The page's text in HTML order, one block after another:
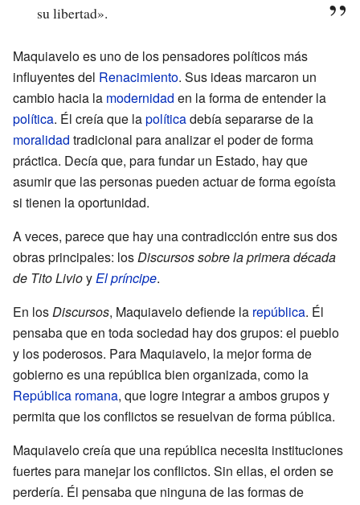
su libertad».
Maquiavelo es uno de los pensadores políticos más
influyentes del Renacimiento. Sus ideas marcaron un
cambio hacia la modernidad en la forma de entender la
política. Él creía que lapolíticadebía separarse de la
moralidad tradicional para analizar el poder de forma
práctica. Decía que, para fundar un Estado, hay que
asumir que las personas pueden actuar de forma egoísta
si tienen la oportunidad.
A veces, parece que hay una contradicción entre sus dos
obras principales: los Discursos sobre la primera década
de Tito Livioy El príncipe.
En los Discursos, Maquiavelo defiende la república. Él
pensaba que en toda sociedad hay dos grupos: el pueblo
y los poderosos. Para Maquiavelo, la mejor forma de
gobierno es una república bien organizada, como la
República romana, que logre integrar a ambos grupos y
permita que los conflictos se resuelvan de forma pública.
Maquiavelo creía que una república necesita instituciones
fuertes para manejar los conflictos. Sin ellas, el orden se
perdería. Él pensaba que ninguna de las formas de